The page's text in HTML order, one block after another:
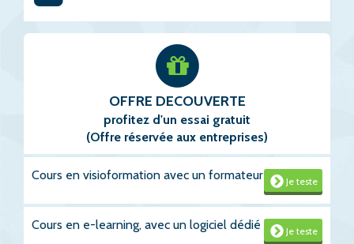
OFFRE DECOUVERTE
profitez d'un essai gratuit
(Offre réservée aux entreprises)
Je teste
Cours en visioformation avec un formateur
Je teste
Cours en e-learning, avec un logiciel dédié